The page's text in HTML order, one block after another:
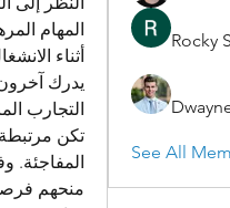
التجارب
Rocky
See All